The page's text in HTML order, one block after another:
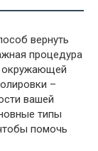
вернуть
процедура
окружающей
–
вашей
типы
помочь